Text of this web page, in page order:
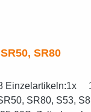
SR80
Einzelartikeln:1x
SR80, S53,